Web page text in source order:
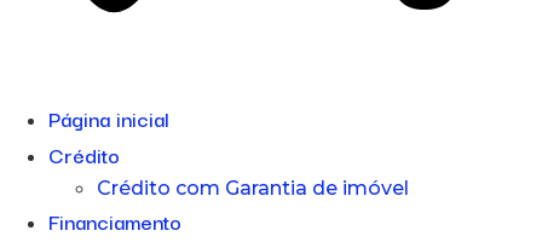
Página inicial
Crédito
Crédito com Garantia de imóvel
Financiamento